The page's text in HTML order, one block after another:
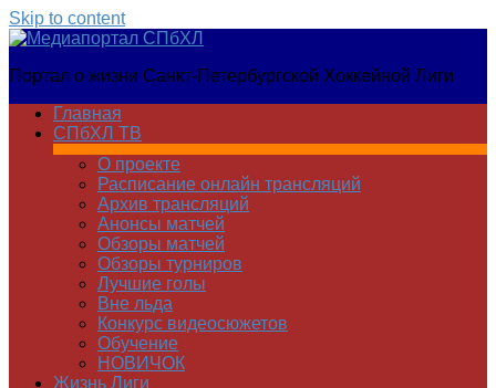
Skip to content
Медиапортал
Портал о жизни Санкт-Петербургской Хоккейной Лиги
Главная
СПбХЛ ТВ
О проекте
Расписание онлайн трансляций
Архив трансляций
Анонсы матчей
Обзоры матчей
Обзоры турниров
Лучшие голы
Вне льда
Конкурс видеосюжетов
Обучение
НОВИЧОК
Жизнь Лиги